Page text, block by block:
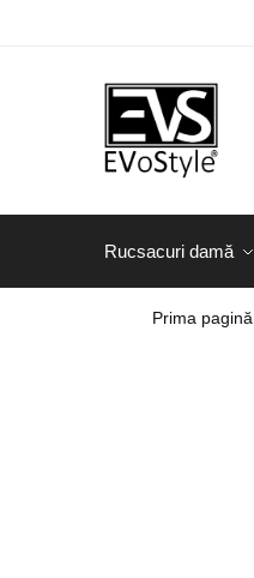
Rucsacuri damă
Prima pagină